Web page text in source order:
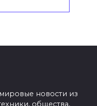
новости из